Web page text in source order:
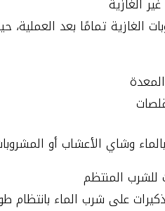
الغازية تمامًا بعد
وشاي الأعشاب أو
على شرب الماء بانتظام